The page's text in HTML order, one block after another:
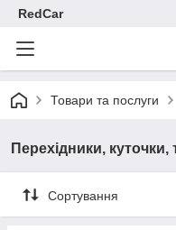
RedCar
Товари та послуги
Перехідники, куточки,
Сортування